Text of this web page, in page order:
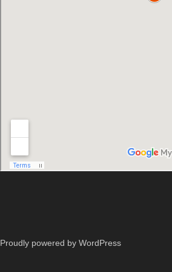
Proudly powered by WordPress